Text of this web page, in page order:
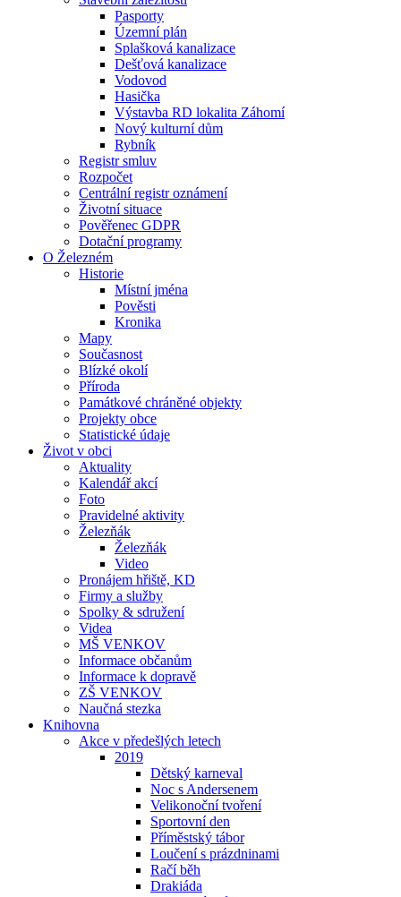
Pasporty
Územní plán
Splašková kanalizace
Dešťová kanalizace
Vodovod
Hasička
Výstavba RD lokalita Záhomí
Nový kulturní dům
Rybník
Registr smluv
Rozpočet
Centrální registr oznámení
Životní situace
Pověřenec GDPR
Dotační programy
O Železném
Historie
Místní jména
Pověsti
Kronika
Mapy
Současnost
Blízké okolí
Příroda
Památkové chráněné objekty
Projekty obce
Statistické údaje
Život v obci
Aktuality
Kalendář akcí
Foto
Pravidelné aktivity
Železňák
Železňák
Video
Pronájem hřiště, KD
Firmy a služby
Spolky & sdružení
Videa
MŠ VENKOV
Informace občanům
Informace k dopravě
ZŠ VENKOV
Naučná stezka
Knihovna
Akce v předešlých letech
2019
Dětský karneval
Noc s Andersenem
Velikonoční tvoření
Sportovní den
Příměstský tábor
Loučení s prázdninami
Račí běh
Drakiáda